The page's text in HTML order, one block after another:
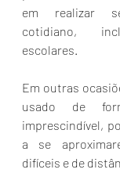
em realizar
cotidiano,
escolares.
Em outras
usado de
imprescindível,
a se
difíceis e de